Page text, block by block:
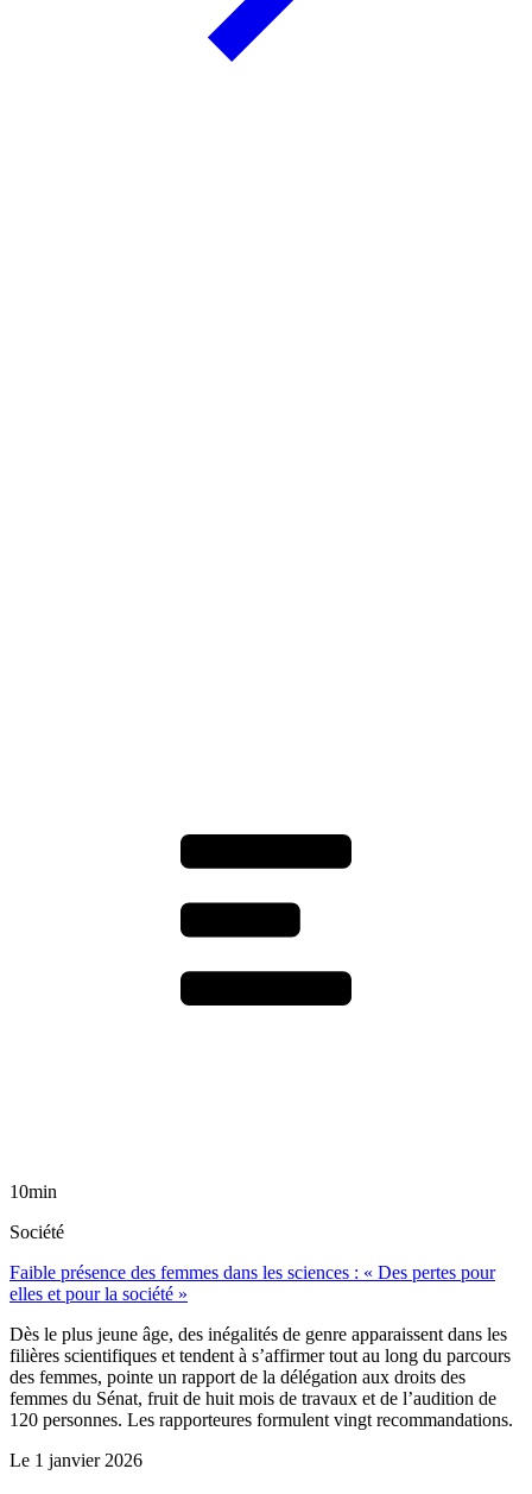
10min
Société
Faible présence des femmes dans les sciences : « Des pertes pour
elles et pour la société »
Dès le plus jeune âge, des inégalités de genre apparaissent dans les
filières scientifiques et tendent à s’affirmer tout au long du parcours
des femmes, pointe un rapport de la délégation aux droits des
femmes du Sénat, fruit de huit mois de travaux et de l’audition de
120 personnes. Les rapporteures formulent vingt recommandations.
Le 1 janvier 2026